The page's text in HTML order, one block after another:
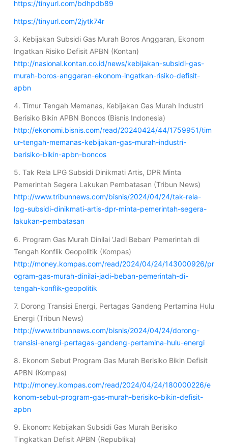
https://tinyurl.com/bdhpdb89
https://tinyurl.com/2jytk74r
3. Kebijakan Subsidi Gas Murah Boros Anggaran, Ekonom
Ingatkan Risiko Defisit APBN (Kontan)
http://nasional.kontan.co.id/news/kebijakan-subsidi-gas-
murah-boros-anggaran-ekonom-ingatkan-risiko-defisit-
apbn
4. Timur Tengah Memanas, Kebijakan Gas Murah Industri
Berisiko Bikin APBN Boncos (Bisnis Indonesia)
http://ekonomi.bisnis.com/read/20240424/44/1759951/tim
ur-tengah-memanas-kebijakan-gas-murah-industri-
berisiko-bikin-apbn-boncos
5. Tak Rela LPG Subsidi Dinikmati Artis, DPR Minta
Pemerintah Segera Lakukan Pembatasan (Tribun News)
http://www.tribunnews.com/bisnis/2024/04/24/tak-rela-
lpg-subsidi-dinikmati-artis-dpr-minta-pemerintah-segera-
lakukan-pembatasan
6. Program Gas Murah Dinilai ‘Jadi Beban’ Pemerintah di
Tengah Konflik Geopolitik (Kompas)
http://money.kompas.com/read/2024/04/24/143000926/pr
ogram-gas-murah-dinilai-jadi-beban-pemerintah-di-
tengah-konflik-geopolitik
7. Dorong Transisi Energi, Pertagas Gandeng Pertamina Hulu
Energi (Tribun News)
http://www.tribunnews.com/bisnis/2024/04/24/dorong-
transisi-energi-pertagas-gandeng-pertamina-hulu-energi
8. Ekonom Sebut Program Gas Murah Berisiko Bikin Defisit
APBN (Kompas)
http://money.kompas.com/read/2024/04/24/180000226/e
konom-sebut-program-gas-murah-berisiko-bikin-defisit-
apbn
9. Ekonom: Kebijakan Subsidi Gas Murah Berisiko
Tingkatkan Defisit APBN (Republika)